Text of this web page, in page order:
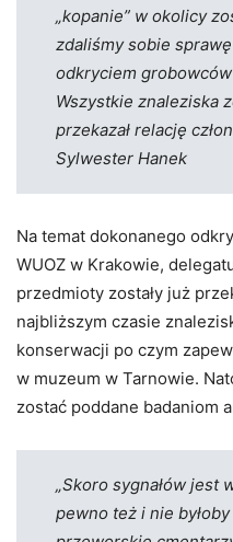
„kopanie” w okolicy
zdaliśmy sobie
odkryciem
Wszystkie znaleziska
przekazał relację
Sylwester Hanek
Na temat dokonanego
WUOZ w Krakowie,
przedmioty zostały już
najbliższym czasie
konserwacji po czym
w muzeum w Tarnowie.
zostać poddane badaniom
„Skoro sygnałów jest
pewno też i nie